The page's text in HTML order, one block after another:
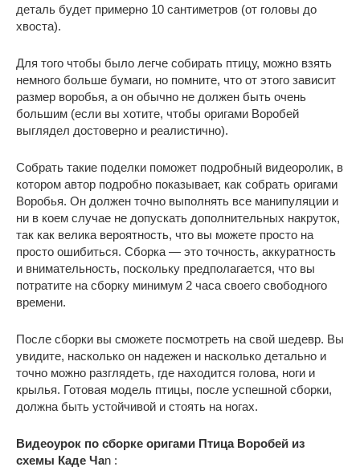
деталь будет примерно 10 сантиметров (от головы до
хвоста).
Для того чтобы было легче собирать птицу, можно взять
немного больше бумаги, но помните, что от этого зависит
размер воробья, а он обычно не должен быть очень
большим (если вы хотите, чтобы оригами Воробей
выглядел достоверно и реалистично).
Собрать такие поделки поможет подробный видеоролик, в
котором автор подробно показывает, как собрать оригами
Воробья. Он должен точно выполнять все манипуляции и
ни в коем случае не допускать дополнительных накруток,
так как велика вероятность, что вы можете просто на
просто ошибиться. Сборка — это точность, аккуратность
и внимательность, поскольку предполагается, что вы
потратите на сборку минимум 2 часа своего свободного
времени.
После сборки вы сможете посмотреть на свой шедевр. Вы
увидите, насколько он надежен и насколько детально и
точно можно разглядеть, где находится голова, ноги и
крылья. Готовая модель птицы, после успешной сборки,
должна быть устойчивой и стоять на ногах.
Видеоурок по сборке оригами Птица Воробей из
схемы Каде Чаn :